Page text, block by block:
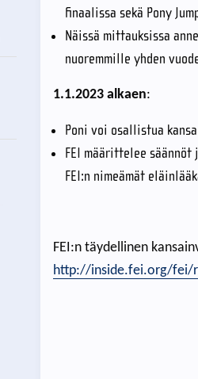
finaalissa sekä Pony
Näissä mittauksissa
nuoremmille yhden
1.1.2023 alkaen:
Poni voi osallistua
FEI määrittelee
FEI:n nimeämät
FEI:n täydellinen
http://inside.fei.org/fei/